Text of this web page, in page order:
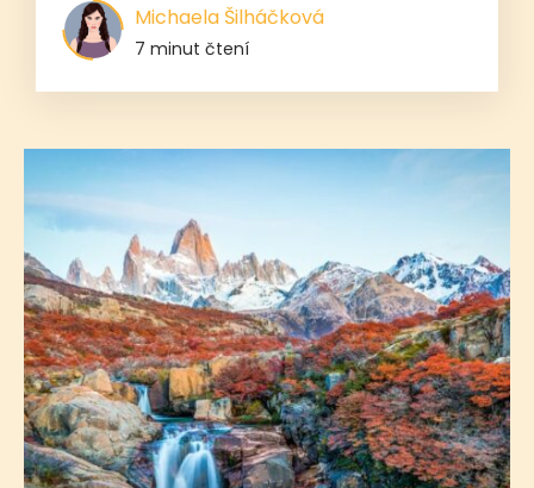
Michaela Šilháčková
7 minut čtení